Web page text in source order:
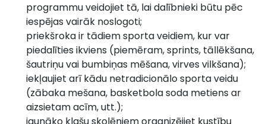
programmu veidojiet tā, lai dalībnieki būtu pēc
iespējas vairāk noslogoti;
priekšroka ir tādiem sporta veidiem, kur var
piedalīties ikviens (piemēram, sprints, tāllēkšana,
šautriņu vai bumbiņas mēšana, virves vilkšana);
iekļaujiet arī kādu netradicionālo sporta veidu
(zābaka mešana, basketbola soda metiens ar
aizsietam acīm, utt.);